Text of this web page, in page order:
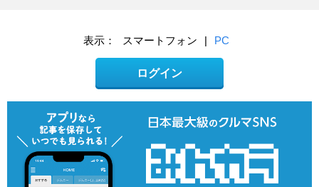
表示： スマートフォン | PC
ログイン